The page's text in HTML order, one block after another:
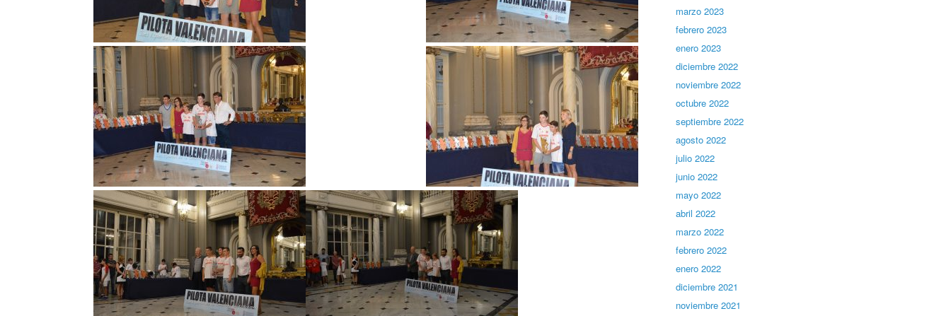
marzo 2023
febrero 2023
enero 2023
diciembre 2022
noviembre 2022
octubre 2022
septiembre 2022
agosto 2022
julio 2022
junio 2022
mayo 2022
abril 2022
marzo 2022
febrero 2022
enero 2022
diciembre 2021
noviembre 2021